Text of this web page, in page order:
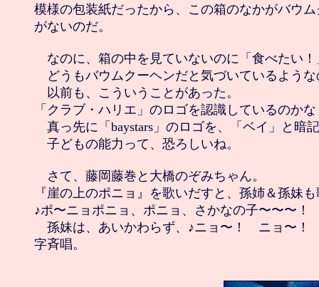
模様の包装紙だったから、この箱のなかがバウ
がないのだ。
なのに、箱の中を見ていないのに「食べたい
どうもバウムクーヘンだと気づいているような
以前も、こういうことがあった。
「クラブ・ハリエ」のロゴを認識しているのかな
真っ先に「baystars」のロゴを、「ベイ」と暗
子どもの能力って、恐ろしいね。
さて、藤岡藤巻と大橋のぞみちゃん。
『崖の上のポニョ』を歌いだすと、孫姉＆孫妹
♪ポ〜ニョポニョ、ポニョ、さかなの子〜〜〜！
孫妹は、あいかわらず、♪ニョ〜！　ニョ〜！